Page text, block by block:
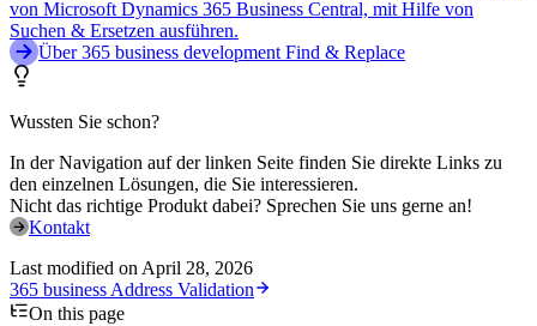
von Microsoft Dynamics 365 Business Central, mit Hilfe von
Suchen & Ersetzen ausführen.
Über 365 business development Find & Replace
Wussten Sie schon?
In der Navigation auf der linken Seite finden Sie direkte Links zu
den einzelnen Lösungen, die Sie interessieren.
Nicht das richtige Produkt dabei? Sprechen Sie uns gerne an!
Kontakt
Last modified on April 28, 2026
365 business Address Validation
On this page